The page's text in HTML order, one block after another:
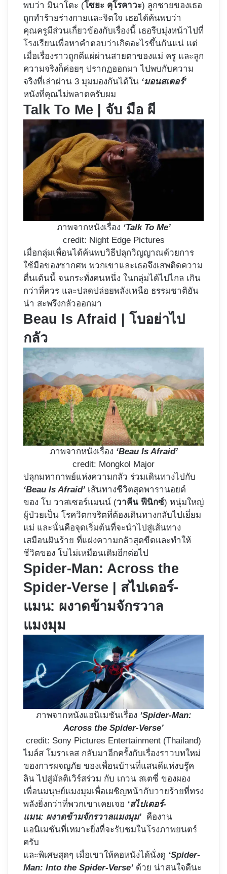
พบว่า มินาโตะ (โซยะ คุโรคาวะ) ลูกชายของเธอ
ถูกทำร้ายร่างกายและจิตใจ เธอได้ค้นพบว่า
คุณครูมีส่วนเกี่ยวข้องกับเรื่องนี้ เธอรีบมุ่งหน้าไปที่
โรงเรียนเพื่อหาคำตอบว่าเกิดอะไรขึ้นกันแน่ แต่
เมื่อเรื่องราวถูกตีแผ่ผ่านสายตาของแม่ ครู และลูก
ความจริงก็ค่อยๆ ปรากฏออกมา ไปพบกับความ
จริงที่เล่าผ่าน 3 มุมมองกันได้ใน ‘มอนสเตอร์’
หนังที่คุณไม่พลาดครับผม
Talk To Me | จับ มือ ผี
ภาพจากหนังเรื่อง ‘Talk To Me’
credit: Night Edge Pictures
เมื่อกลุ่มเพื่อนได้ค้นพบวิธีปลุกวิญญาณด้วยการ
ใช้มือของซากศพ พวกเขาและเธอจึงเสพติดความ
ตื่นเต้นนี้ จนกระทั่งคนหนึ่ง ในกลุ่มได้ไปไกล เกิน
กว่าที่ควร และปลดปล่อยพลังเหนือ ธรรมชาติอัน
น่า สะพรึงกลัวออกมา
Beau Is Afraid | โบอย่าไป
กลัว
ภาพจากหนังเรื่อง ‘Beau Is Afraid’
credit: Mongkol Major
ปลุกมหากาพย์แห่งความกลัว ร่วมเดินทางไปกับ
‘Beau Is Afraid’ เส้นทางชีวิตสุดพารานอยด์
ของ โบ วาสเซอร์แมนน์ (วาคีน ฟีนิกซ์) หนุ่มใหญ่
ผู้ป่วยเป็น โรควิตกจริตที่ต้องเดินทางกลับไปเยี่ยม
แม่ และนั่นคือจุดเริ่มต้นที่จะนำไปสู่เส้นทาง
เสมือนฝันร้าย ที่แฝงความกลัวสุดขีดและทำให้
ชีวิตของ โบไม่เหมือนเดิมอีกต่อไป
Spider-Man: Across the
Spider-Verse | สไปเดอร์-
แมน: ผงาดข้ามจักรวาล
แมงมุม
ภาพจากหนังแอนิเมชันเรื่อง ‘Spider-Man:
Across the Spider-Verse’
credit: Sony Pictures Entertainment (Thailand)
ไมล์ส โมราเลส กลับมาอีกครั้งกับเรื่องราวบทใหม่
ของการผจญภัย ของเพื่อนบ้านที่แสนดีแห่งบรู๊ค
ลิน ไปสู่มัลติเวิร์สร่วม กับ เกวน สเตซี่ ของผอง
เพื่อนมนุษย์แมงมุมเพื่อเผชิญหน้ากับวายร้ายที่ทรง
พลังยิ่งกว่าที่พวกเขาเคยเจอ ‘สไปเดอร์-
แมน: ผงาดข้ามจักรวาลแมงมุม’ คืองาน
แอนิเมชันที่เหมาะยิ่งที่จะรับชมในโรงภาพยนตร์
ครับ
และพิเศษสุดๆ เมื่อเขาให้คอหนังได้นั่งดู ‘Spider-
Man: Into the Spider-Verse’ ด้วย น่าสนใจดีนะ